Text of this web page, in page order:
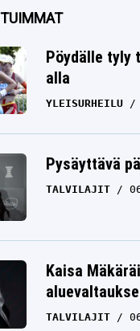
Pöydälle tyly
alla
YLEISURHEILU
Pysäyttävä
TALVILAJIT
Kaisa
TALVILAJIT